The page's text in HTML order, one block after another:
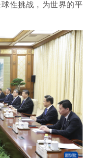
性挑战，为世界的平